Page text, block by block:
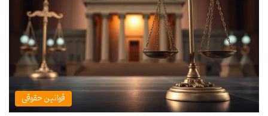
قوانین حقوقی